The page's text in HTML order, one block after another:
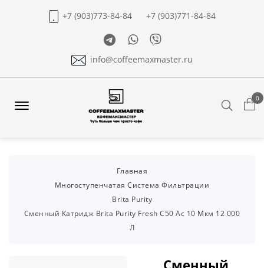
+7 (903)773-84-84
+7 (903)771-84-84
TelegramWhatsapp
Viber
info@coffeemaxmaster.ru
0
Главная
Многоступенчатая Система Фильтрации
Brita Purity
Сменный Катридж Brita Purity Fresh C50 Ac 10 Мкм 12 000
Л
Сменный